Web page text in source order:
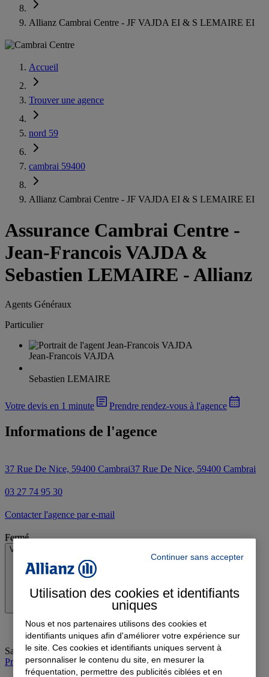
Allianz Cambrai Centre - JF VAJDA EI & S LEMAIRE EI
Accueil
Trouver une agence
nord 59
cambrai 59400
Allianz Cambrai Centre - JF VAJDA EI & S LEMAIRE EI
Assurance Cambrai Centre -
Jean-Francois VAJDA &
Sebastien LEMAIRE - Allianz
Agents Généraux
Particulier
Jean-Francois VAJDA
Sebastien LEMAIRE
Votre devis en 1 minute Prendre rendez-vous à l'agence
Informations de l'agence
37 Rue De Nice, 59400 Cambrai37 Rue De Nice, 59400 Cambrai
03 27 74 95 30
Contacter l'agence par e-mail
Fermé
Voir les horaires
Samedi : 09:00-12:00
Prendre rendez-vous à l'agence
Continuer sans accepter
Utilisation des cookies et identifiants
uniques
Nous et nos partenaires utilisons des cookies et
identifiants uniques afin d'améliorer votre expérience sur
le site. Ces cookies et identifiants uniques servent à
personnaliser le contenu du site, en mesurer la
fréquentation, permettre des publicités ciblées et en